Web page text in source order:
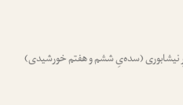
نیشابوری (سده‌یِ ششم و هفتم خورشیدی)